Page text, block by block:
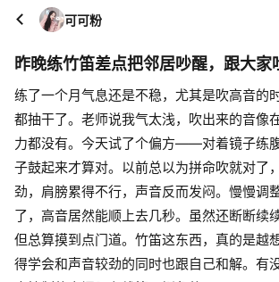
可可粉
昨晚练竹笛差点把邻居吵醒，跟大家
练了一个月气息还是不稳，尤其是吹高音的
都抽干了。老师说我气太浅，吹出来的音像
力都没有。今天试了个偏方——对着镜子练
子鼓起来才算对。以前总以为拼命吹就对了
劲，肩膀累得不行，声音反而发闷。慢慢调
了，高音居然能顺上去几秒。虽然还断断续
但总算摸到点门道。竹笛这东西，真的是越
得学会和声音较劲的同时也跟自己和解。有